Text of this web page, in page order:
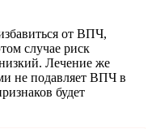
от ВПЧ,
случае риск
Лечение же
не подавляет ВПЧ в
будет